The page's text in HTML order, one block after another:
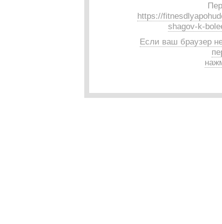
https://
shagov-k-
Если ваш браузер